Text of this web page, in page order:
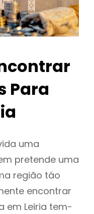
Para
uma
pretende uma
região táo
encontrar
em Leiria tem-